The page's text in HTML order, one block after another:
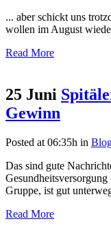
... aber schickt uns
wollen im August
Read More
25 Juni
Gewinn
Posted at 06:35h in
Das sind gute
Gruppe, ist gut
Read More